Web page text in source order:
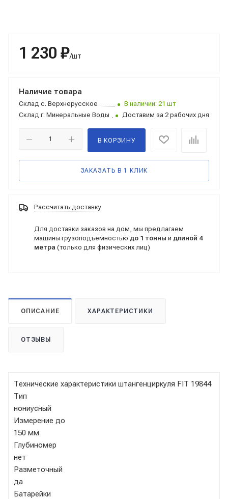
1 230 ₽/шт
Наличие товара
Склад с. Верхнерусское
В наличии: 21 шт
Склад г. Минеральные Воды Доставим за 2 рабочих дня
В КОРЗИНУ
ЗАКАЗАТЬ В 1 КЛИК
Рассчитать доставку
Для доставки заказов на дом, мы предлагаем
машины грузоподъемностью до 1 тонны и длиной 4
метра (только для физических лиц)
ОПИСАНИЕ ХАРАКТЕРИСТИКИ
ОТЗЫВЫ
Технические характеристики штангенциркуля FIT 19844
Тип
нониусный
Измерение до
150 мм
Глубиномер
нет
Разметочный
да
Батарейки